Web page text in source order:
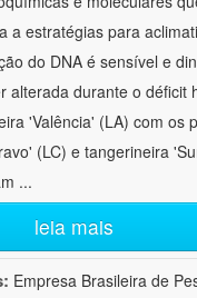
a estratégias para
do DNA é sensível e
alterada durante o déficit
'Valência' (LA) com os
(LC) e tangerineira
...
leia mais
Empresa Brasileira de